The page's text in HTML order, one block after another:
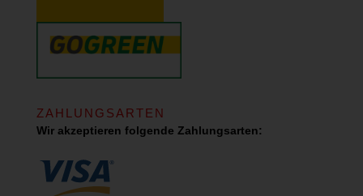
ZAHLUNGSARTEN
Wir akzeptieren folgende Zahlungsarten: